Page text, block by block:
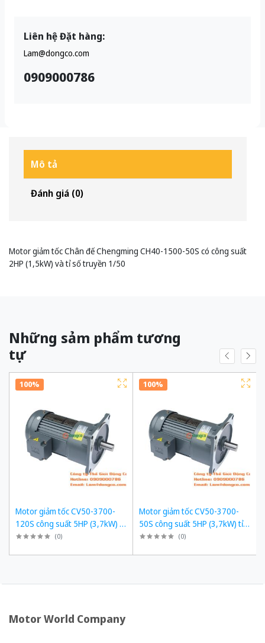
Liên hệ Đặt hàng:
Lam@dongco.com
0909000786
Mô tả
Đánh giá (0)
Motor giảm tốc Chân đế Chengming CH40-1500-50S có công suất
2HP (1,5kW) và tỉ số truyền 1/50
Những sảm phẩm tương
tự
100%
Motor giảm tốc CV50-3700-
120S công suất 5HP (3,7kW) tỉ
số truyền 1/120
(0)
100%
Motor giảm tốc CV50-3700-
50S công suất 5HP (3,7kW) tỉ
số truyền 1/50
(0)
Motor World Company